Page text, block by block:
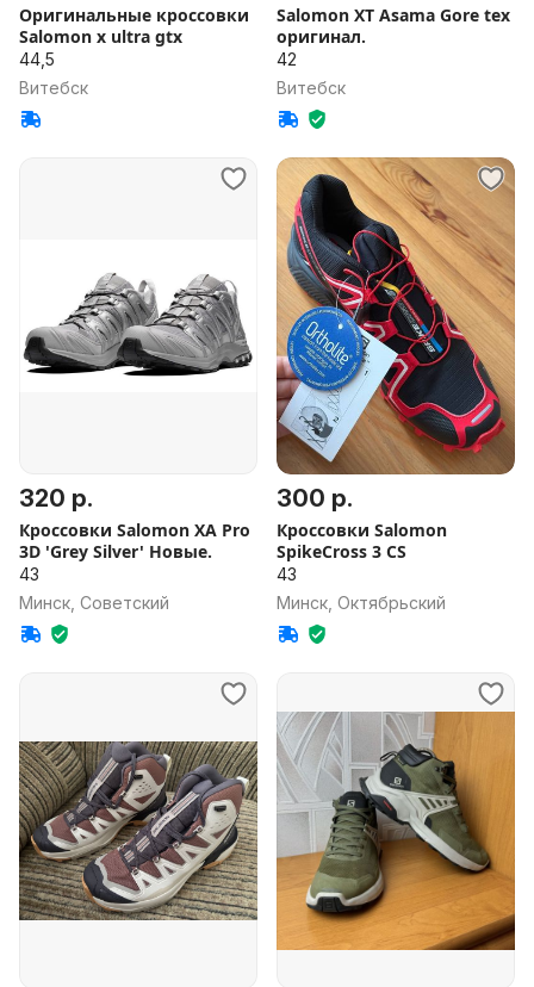
Оригинальные кроссовки
Salomon x ultra gtx
44,5
Витебск
Salomon XT Asama Gore tex
оригинал.
42
Витебск
320 р.
Кроссовки Salomon XA Pro
3D 'Grey Silver' Новые.
43
Минск, Советский
300 р.
Кроссовки Salomon
SpikeCross 3 CS
43
Минск, Октябрьский